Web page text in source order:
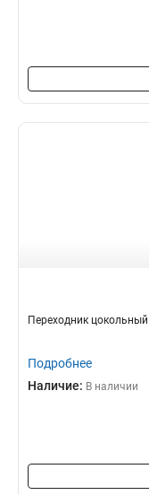
Переходник
Подробнее
Наличие: В наличии